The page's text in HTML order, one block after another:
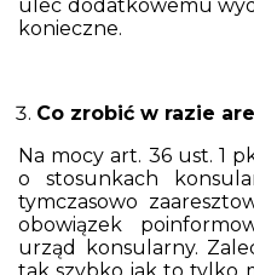
ulec dodatkowemu
konieczne.
Co zrobić w razie
Na mocy art. 36 ust. 1
o stosunkach
tymczasowo
obowiązek
urząd konsularny.
tak szybko jak to tylko